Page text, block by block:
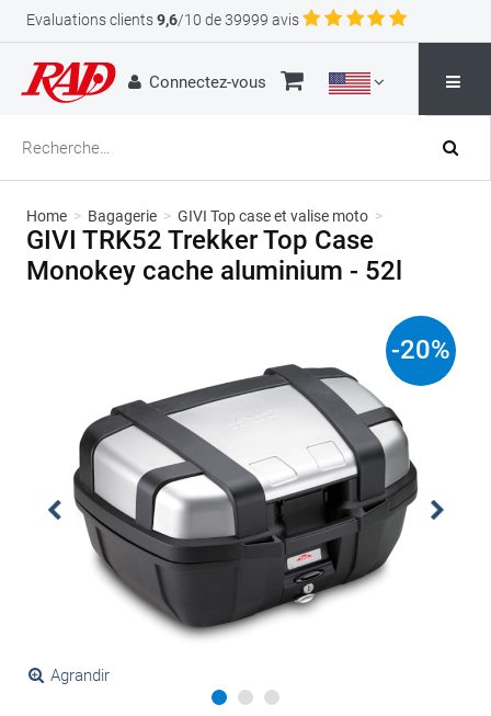
Evaluations clients9,6/10 de 39999 avis
Connectez-vous
Home > Bagagerie > GIVI Top case et valise moto >
GIVI TRK52 Trekker Top Case
Monokey cache aluminium - 52l
Agrandir
-20%